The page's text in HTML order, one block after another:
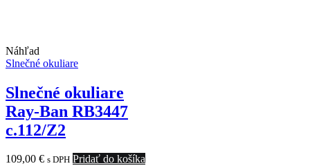
Náhľad
Slnečné okuliare
Slnečné okuliare
Ray-Ban RB3447
c.112/Z2
109,00 € s DPH Pridať do košíka